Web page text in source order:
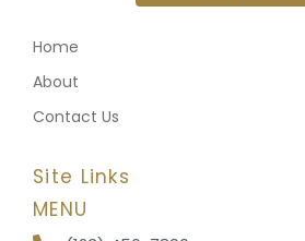
Home
About
Contact Us
Site Links
MENU